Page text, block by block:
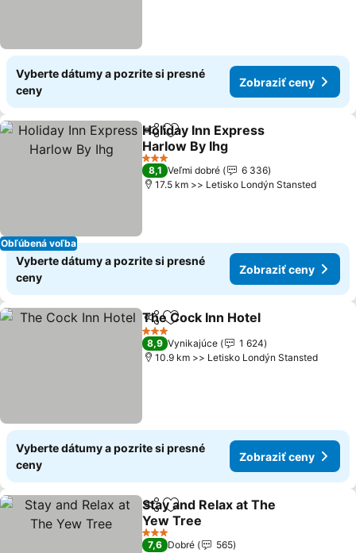
Vyberte dátumy a pozrite si presné
ceny
Zobraziť ceny
Obľúbená voľba
ZdieľaťPridať do obľúbených
Holiday Inn Express
Harlow By Ihg
Zobraziť ceny
3 Počet hviezdičiek
8,1 Veľmi dobré
6 336
17.5 km >> Letisko Londýn Stansted
Vyberte dátumy a pozrite si presné
ceny
Zobraziť ceny
ZdieľaťPridať do obľúbených
The Cock Inn Hotel
3 Počet hviezdičiek
8,9 Vynikajúce
1 624
10.9 km >> Letisko Londýn Stansted
Vyberte dátumy a pozrite si presné
ceny
Zobraziť ceny
ZdieľaťPridať do obľúbených
Stay and Relax at The
Yew Tree
Zobraziť ceny
3 Počet hviezdičiek
7,6 Dobré
565